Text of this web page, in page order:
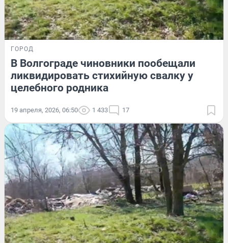
ГОРОД
В Волгограде чиновники пообещали
ликвидировать стихийную свалку у
целебного родника
19 апреля, 2026, 06:50 1 433 17